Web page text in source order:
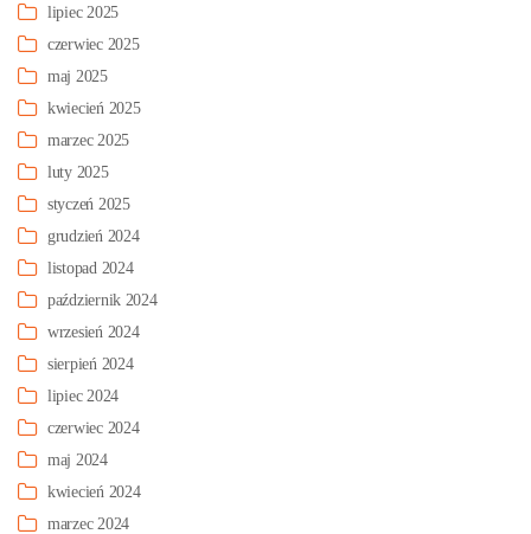
lipiec 2025
czerwiec 2025
maj 2025
kwiecień 2025
marzec 2025
luty 2025
styczeń 2025
grudzień 2024
listopad 2024
październik 2024
wrzesień 2024
sierpień 2024
lipiec 2024
czerwiec 2024
maj 2024
kwiecień 2024
marzec 2024